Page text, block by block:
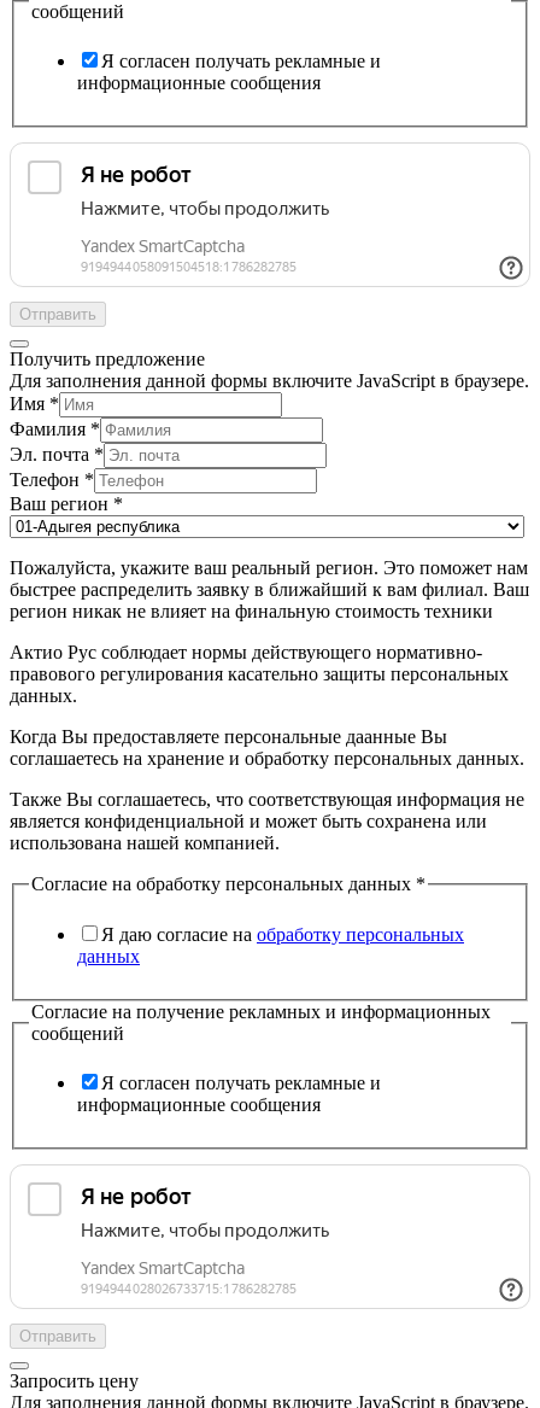
сообщений
Я согласен получать рекламные и
информационные сообщения
Отправить
Получить предложение
Для заполнения данной формы включите JavaScript в браузере.
Имя *
Фамилия *
Эл. почта *
Телефон *
Ваш регион *
Пожалуйста, укажите ваш реальный регион. Это поможет нам
быстрее распределить заявку в ближайший к вам филиал. Ваш
регион никак не влияет на финальную стоимость техники
Актио Рус соблюдает нормы действующего нормативно-
правового регулирования касательно защиты персональных
данных.
Когда Вы предоставляете персональные даанные Вы
соглашаетесь на хранение и обработку персональных данных.
Также Вы соглашаетесь, что соответствующая информация не
является конфиденциальной и может быть сохранена или
использована нашей компанией.
Согласие на обработку персональных данных *
Я даю согласие на обработку персональных
данных
Согласие на получение рекламных и информационных
сообщений
Я согласен получать рекламные и
информационные сообщения
Отправить
Запросить цену
Для заполнения данной формы включите JavaScript в браузере.